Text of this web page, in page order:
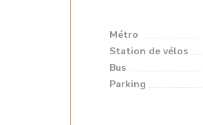
Métro
Station de vélos
Bus
Parking